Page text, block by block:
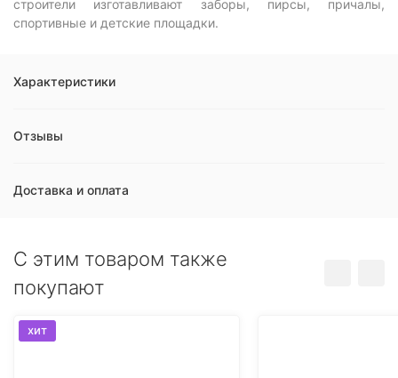
строители изготавливают заборы, пирсы, причалы,
спортивные и детские площадки.
Характеристики
Отзывы
Доставка и оплата
C этим товаром также
покупают
хит